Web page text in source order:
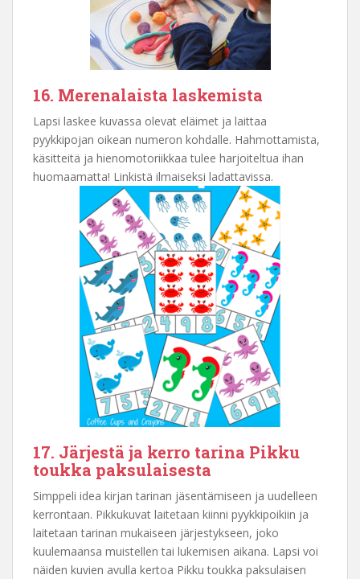
16. Merenalaista laskemista
Lapsi laskee kuvassa olevat eläimet ja laittaa
pyykkipojan oikean numeron kohdalle. Hahmottamista,
käsitteitä ja hienomotoriikkaa tulee harjoiteltua ihan
huomaamatta! Linkistä ilmaiseksi ladattavissa.
17. Järjestä ja kerro tarina Pikku
toukka paksulaisesta
Simppeli idea kirjan tarinan jäsentämiseen ja uudelleen
kerrontaan. Pikkukuvat laitetaan kiinni pyykkipoikiin ja
laitetaan tarinan mukaiseen järjestykseen, joko
kuulemaansa muistellen tai lukemisen aikana. Lapsi voi
näiden kuvien avulla kertoa Pikku toukka paksulaisen